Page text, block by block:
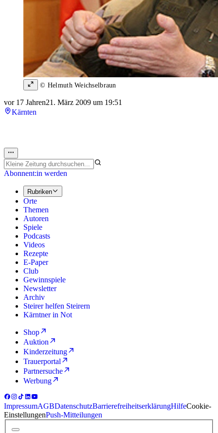
© Helmuth Weichselbraun
vor 17 Jahren21. März 2009 um 19:51
Kärnten
Abonnent:in werden
Rubriken
Orte
Themen
Autoren
Spiele
Podcasts
Videos
Rezepte
E-Paper
Club
Gewinnspiele
Newsletter
Archiv
Steirer helfen Steirern
Kärntner in Not
Shop
Auktion
Kinderzeitung
Trauerportal
Partnersuche
Werbung
ImpressumAGBDatenschutzBarrierefreiheitserklärungHilfeCookie-
EinstellungenPush-Mitteilungen